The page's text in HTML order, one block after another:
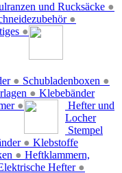
und Rucksäcke ●
●
●
● Schubladenboxen ●
●
●
Klebebänder
●
●
Hefter und
Locher
Hefter ●
Stempel
Klebstoffe
Heftklammern,